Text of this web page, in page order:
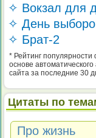
✧ Вокзал для
✧ День
✧ Брат-2
* Рейтинг
основе
сайта за последние 30
Цитаты по
Про жизнь